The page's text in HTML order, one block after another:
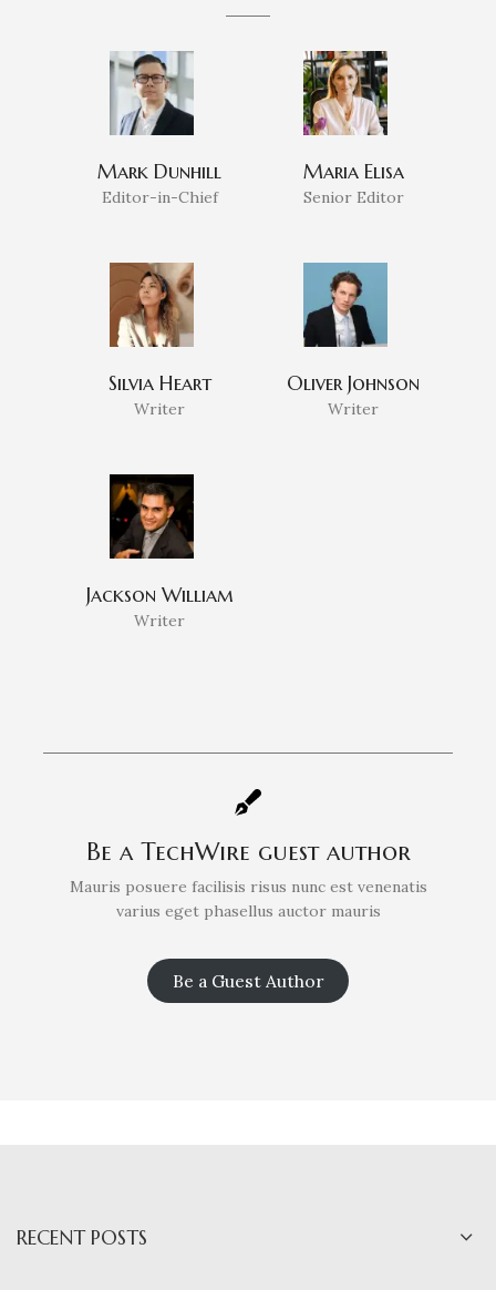
Mark Dunhill
Editor-in-Chief
Silvia Heart
Writer
Jackson William
Writer
Maria Elisa
Senior Editor
Oliver Johnson
Writer
Be a TechWire guest author
Mauris posuere facilisis risus nunc est venenatis
varius eget phasellus auctor mauris
Be a Guest Author
RECENT POSTS